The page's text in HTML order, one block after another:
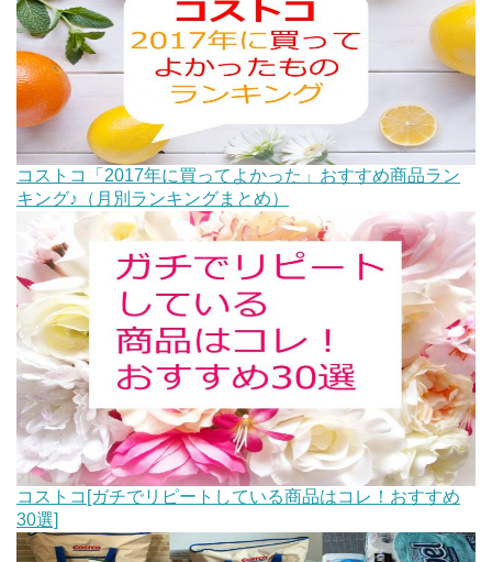
コストコ「2017年に買ってよかった」おすすめ商品ラン
キング♪（月別ランキングまとめ）
コストコ[ガチでリピートしている商品はコレ！おすすめ
30選]